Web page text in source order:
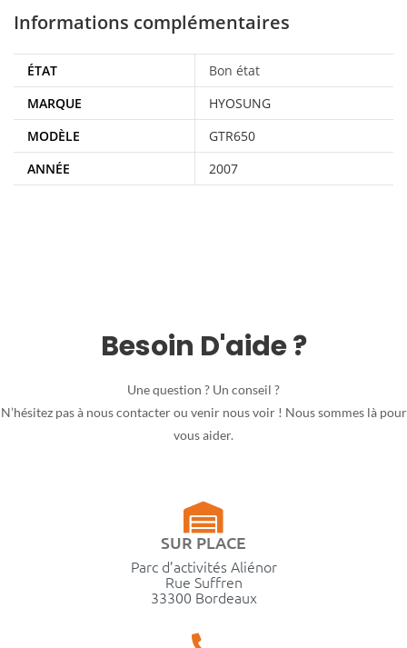
Informations complémentaires
ÉTAT
Bon état
MARQUE
HYOSUNG
MODÈLE
GTR650
ANNÉE
2007
Besoin D'aide ?
Une question ? Un conseil ?
N’hésitez pas à nous contacter ou venir nous voir ! Nous sommes là pour
vous aider.
SUR PLACE
Parc d’activités Aliénor
Rue Suffren
33300 Bordeaux